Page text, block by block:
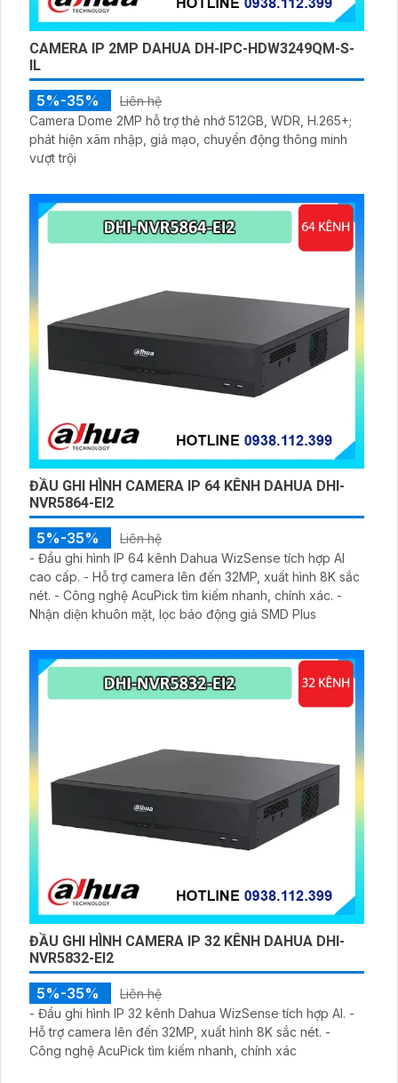
CAMERA IP 2MP DAHUA DH-IPC-HDW3249QM-S-
IL
5%-35%
Liên hệ
Camera Dome 2MP hỗ trợ thẻ nhớ 512GB, WDR, H.265+;
phát hiện xâm nhập, giả mạo, chuyển động thông minh
vượt trội
ĐẦU GHI HÌNH CAMERA IP 64 KÊNH DAHUA DHI-
NVR5864-EI2
5%-35%
Liên hệ
- Đầu ghi hình IP 64 kênh Dahua WizSense tích hợp AI
cao cấp. - Hỗ trợ camera lên đến 32MP, xuất hình 8K sắc
nét. - Công nghệ AcuPick tìm kiếm nhanh, chính xác. -
Nhận diện khuôn mặt, lọc báo động giả SMD Plus
ĐẦU GHI HÌNH CAMERA IP 32 KÊNH DAHUA DHI-
NVR5832-EI2
5%-35%
Liên hệ
- Đầu ghi hình IP 32 kênh Dahua WizSense tích hợp AI. -
Hỗ trợ camera lên đến 32MP, xuất hình 8K sắc nét. -
Công nghệ AcuPick tìm kiếm nhanh, chính xác